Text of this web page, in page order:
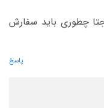
چطوری باید سفارش
پاسخ